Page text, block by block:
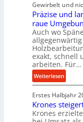
b
e
i
m
D
r
ü
c
k
p
r
o
u
g
e
l
g
e
w
i
n
e
t
r
Gewirbelt und
Präzise und
raue
Auch wo
exakt, schnell
arbeiten. Für…
Weiterlesen:
P
r
ä
z
Erstes Halbjahr
Krones
Krones